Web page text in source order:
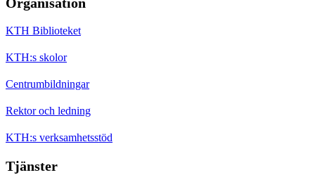
KTH Biblioteket
KTH:s skolor
Centrumbildningar
Rektor och ledning
KTH:s verksamhetsstöd
Tjänster